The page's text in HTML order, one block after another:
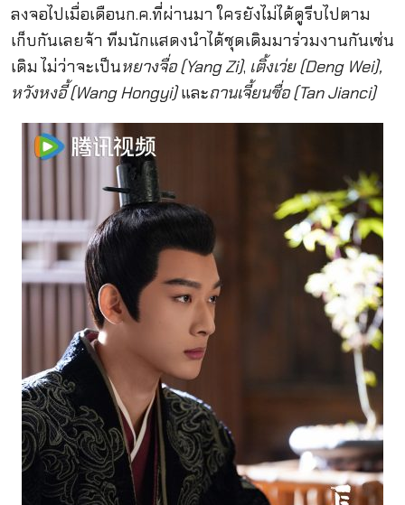
ลงจอไปเมื่อเดือนก.ค.ที่ผ่านมา ใครยังไม่ได้ดูรีบไปตาม
เก็บกันเลยจ้า ทีมนักแสดงนำได้ชุดเดิมมาร่วมงานกันเช่น
เดิม ไม่ว่าจะเป็นหยางจื่อ (Yang Zi), เติ้งเว่ย (Deng Wei),
หวังหงอี้ (Wang Hongyi)และถานเจี้ยนซื่อ (Tan Jianci)